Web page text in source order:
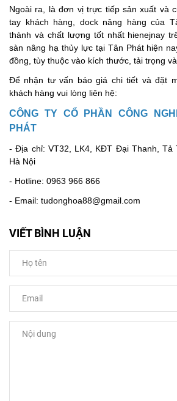
Ngoài ra, là đơn vị trực tiếp sản xuất và
tay khách hàng, dock nâng hàng của
thành và chất lượng tốt nhất hienejnay
sàn nâng hạ thủy lực tại Tân Phát hiện
đồng, tùy thuộc vào kích thước, tải trọng
Để nhận tư vấn báo giá chi tiết và đặt
khách hàng vui lòng liên hệ:
CÔNG TY CỔ PHẦN CÔNG
PHÁT
- Địa chỉ: VT32, LK4, KĐT Đại Thanh, Tả
Hà Nội
- Hotline: 0963 966 866
- Email: tudonghoa88@gmail.com
VIẾT BÌNH LUẬN